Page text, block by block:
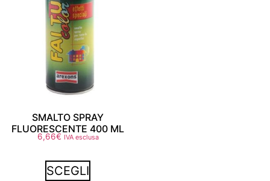
SMALTO SPRAY
FLUORESCENTE 400 ML
6,66€ IVA esclusa
SCEGLI